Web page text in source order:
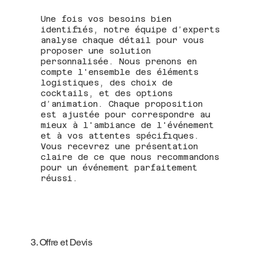
Une fois vos besoins bien
identifiés, notre équipe d’experts
analyse chaque détail pour vous
proposer une solution
personnalisée. Nous prenons en
compte l'ensemble des éléments
logistiques, des choix de
cocktails, et des options
d’animation. Chaque proposition
est ajustée pour correspondre au
mieux à l'ambiance de l'événement
et à vos attentes spécifiques.
Vous recevrez une présentation
claire de ce que nous recommandons
pour un événement parfaitement
réussi.
3. Offre et Devis